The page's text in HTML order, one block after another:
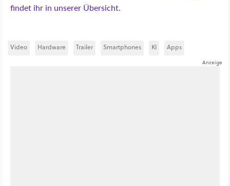
findet ihr in unserer Übersicht.
Video Hardware Trailer Smartphones KI Apps